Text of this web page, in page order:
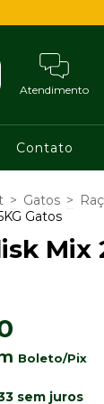
Atendimento
Contato
> Gatos >
Gatos
Mix
sem juros